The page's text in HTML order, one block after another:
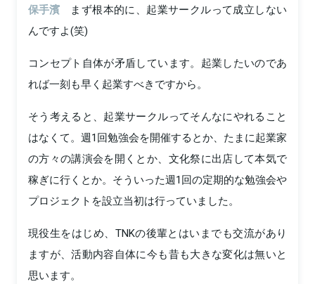
保手濱
まず根本的に、起業サークルって成立しない
んですよ(笑)
コンセプト自体が矛盾しています。起業したいのであ
れば一刻も早く起業すべきですから。
そう考えると、起業サークルってそんなにやれること
はなくて。週1回勉強会を開催するとか、たまに起業家
の方々の講演会を開くとか、文化祭に出店して本気で
稼ぎに行くとか。そういった週1回の定期的な勉強会や
プロジェクトを設立当初は行っていました。
現役生をはじめ、TNKの後輩とはいまでも交流があり
ますが、活動内容自体に今も昔も大きな変化は無いと
思います。